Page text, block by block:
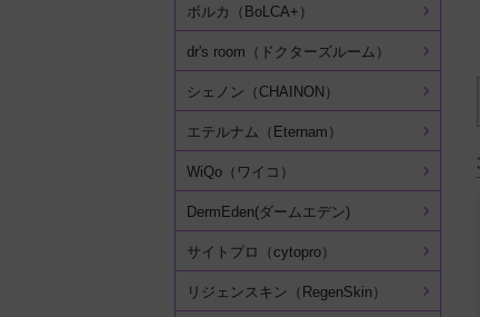
ボルカ（BoLCA+）
dr's room（ドクターズルーム）
シェノン（CHAINON）
エテルナム（Eternam）
WiQo（ワイコ）
DermEden(ダームエデン)
サイトプロ（cytopro）
リジェンスキン（RegenSkin）